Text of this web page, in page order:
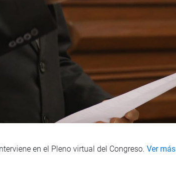
en el Pleno virtual del Congreso. Ver más